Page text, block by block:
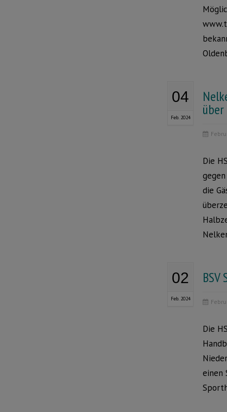
04
Feb. 2024
Die
die
02
Feb. 2024
Die
einen